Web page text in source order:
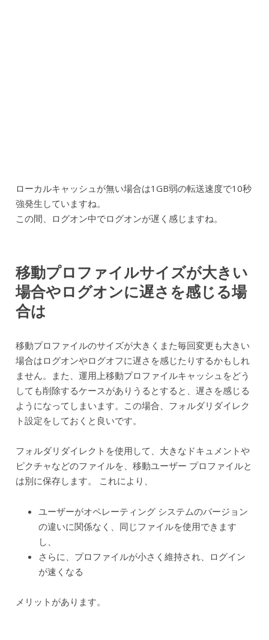
ローカルキャッシュが無い場合は1GB弱の転送速度で10秒
強発生していますね。
この間、ログオン中でログオンが遅く感じますね。
移動プロファイルサイズが大きい
場合やログオンに遅さを感じる場
合は
移動プロファイルのサイズが大きくまた毎回変更も大きい
場合はログオンやログオフに遅さを感じたりするかもしれ
ません。また、運用上移動プロファイルキャッシュをどう
しても削除するケースがありうるとすると、遅さを感じる
ようになってしまいます。この場合、フォルダリダイレク
ト設定をしておくと良いです。
フォルダリダイレクトを使用して、大きなドキュメントや
ピクチャなどのファイルを、移動ユーザー プロファイルと
は別に保存します。 これにより、
ユーザーがオペレーティング システムのバージョン
の違いに関係なく、同じファイルを使用できます
し、
さらに、プロファイルが小さく維持され、ログイン
が速くなる
メリットがあります。